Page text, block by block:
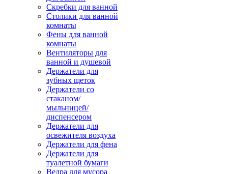
Скребки для ванной
Столики для ванной
комнаты
Фены для ванной
комнаты
Вентиляторы для
ванной и душевой
Держатели для
зубных щеток
Держатели со
стаканом/
мыльницей/
диспенсером
Держатели для
освежителя воздуха
Держатели для фена
Держатели для
туалетной бумаги
Ведра для мусора